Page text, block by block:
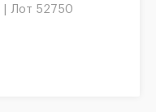
Лот 52750